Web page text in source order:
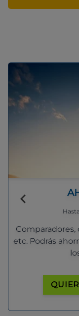
Comparadores,
etc. Podrás